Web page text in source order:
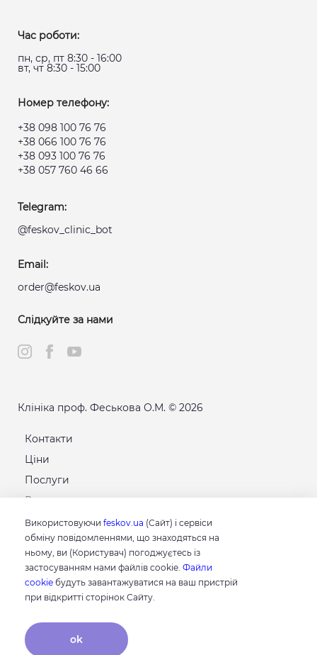
Використовуючи feskov.ua (Сайт) і сервіси
обміну повідомленнями, що знаходяться на
ньому, ви (Користувач) погоджуєтесь із
застосуванням нами файлів cookie. Файли
cookie будуть завантажуватися на ваш пристрій
при відкритті сторінок Сайту.
ok
Час роботи:
пн, ср, пт 8:30 - 16:00
вт, чт 8:30 - 15:00
Номер телефону:
+38 098 100 76 76
+38 066 100 76 76
+38 093 100 76 76
+38 057 760 46 66
Telegram:
@feskov_clinic_bot
Email:
order@feskov.ua
Слідкуйте за нами
Клініка проф. Феськова О.М. © 2026
Контакти
Ціни
Послуги
Розклад
Карта сайту
GOOGLE
4.8
Грунтуючись на 214 відгуках